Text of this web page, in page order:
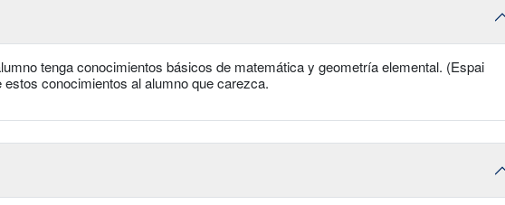
tenga conocimientos básicos de matemática y geometría elemental. (Espai
conocimientos al alumno que carezca.